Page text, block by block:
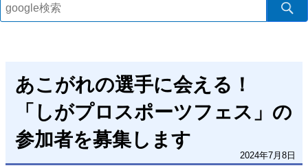
あこがれの選手に会える！
「しがプロスポーツフェス」の
参加者を募集します
2024年7月8日